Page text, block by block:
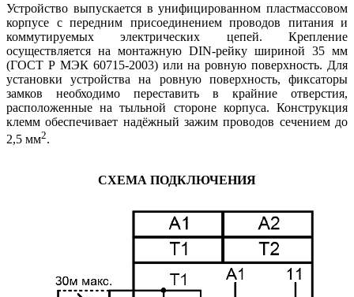
Устройство выпускается в унифицированном пластмассовом
корпусе с передним присоединением проводов питания и
коммутируемых электрических цепей. Крепление
осуществляется на монтажную DIN-рейку шириной 35 мм
(ГОСТ Р МЭК 60715-2003) или на ровную поверхность. Для
установки устройства на ровную поверхность, фиксаторы
замков необходимо переставить в крайние отверстия,
расположенные на тыльной стороне корпуса. Конструкция
клемм обеспечивает надёжный зажим проводов сечением до
2,5 мм2.
СХЕМА ПОДКЛЮЧЕНИЯ